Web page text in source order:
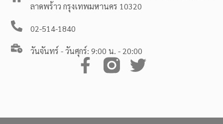
ลาดพร้าว กรุงเทพมหานคร 10320
02-514-1840
วันจันทร์ - วันศุกร์: 9:00 น. - 20:00